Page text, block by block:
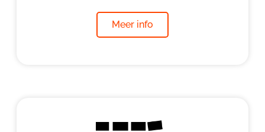
Meer info